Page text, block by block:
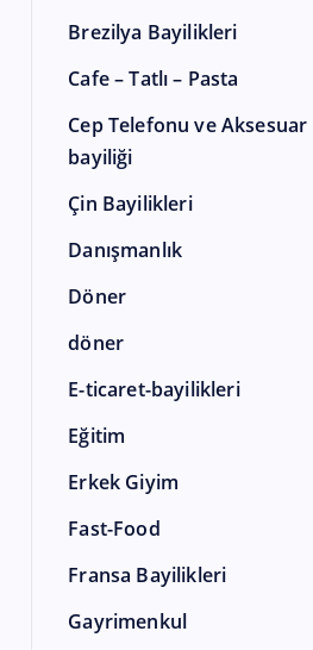
Brezilya Bayilikleri
Cafe – Tatlı – Pasta
Cep Telefonu ve Aksesuar
bayiliği
Çin Bayilikleri
Danışmanlık
Döner
döner
E-ticaret-bayilikleri
Eğitim
Erkek Giyim
Fast-Food
Fransa Bayilikleri
Gayrimenkul